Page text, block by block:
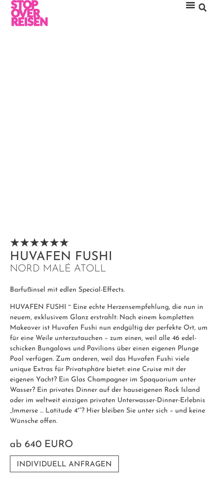
HUVAFEN FUSHI
HUVAFEN FUSHI
NORD MALÉ ATOLL
Barfußinsel mit edlen Special-Effects.
HUVAFEN FUSHI ~ Eine echte Herzensempfehlung, die nun in
neuem, exklusivem Glanz erstrahlt: Nach einem kompletten
Makeover ist Huvafen Fushi nun endgültig der perfekte Ort, um
für eine Weile unterzutauchen – zum einen, weil alle 46 edel-
schicken Bungalows und Pavilions über einen eigenen Plunge
Pool verfügen. Zum anderen, weil das Huvafen Fushi viele
unique Extras für Privatsphäre bietet: eine Cruise mit der
eigenen Yacht? Ein Glas Champagner im Spaquarium unter
Wasser? Ein privates Dinner auf der hauseigenen Rock Island
oder im weltweit einzigen privaten Unterwasser-Dinner-Erlebnis
„Immerse … Latitude 4°“? Hier bleiben Sie unter sich – und keine
Wünsche offen.
ab 640 EURO
INDIVIDUELL ANFRAGEN